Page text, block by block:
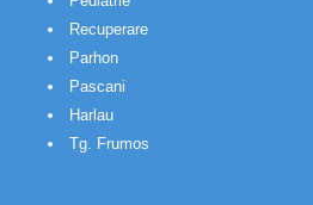
Recuperare
Parhon
Pascani
Harlau
Tg. Frumos